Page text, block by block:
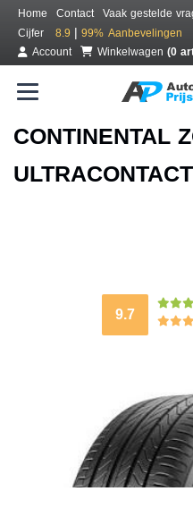
Home Contact
Vaak gestelde
Cijfer
8.9 | 99% Aanbevelingen
Account
Winkelwagen (0
CONTINENTAL
ULTRACONTACT
9.7